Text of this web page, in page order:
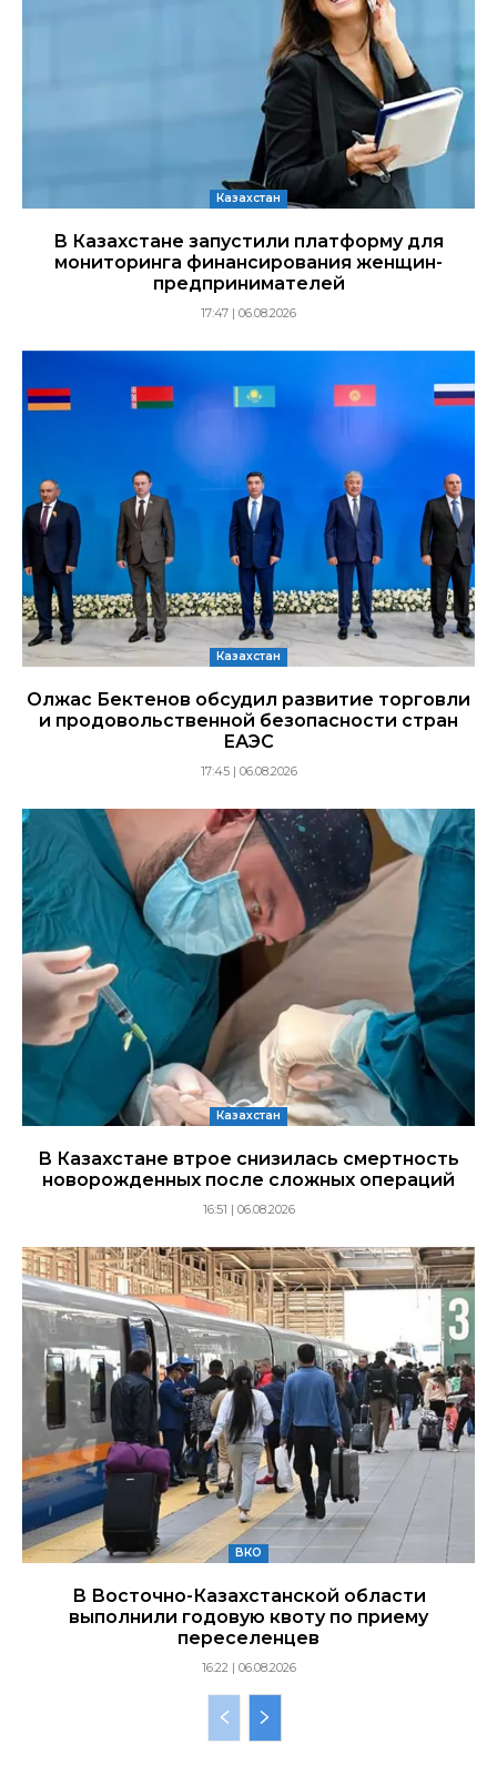
Казахстан
В Казахстане запустили платформу для
мониторинга финансирования женщин-
предпринимателей
17:47 | 06.08.2026
Казахстан
Олжас Бектенов обсудил развитие торговли
и продовольственной безопасности стран
ЕАЭС
17:45 | 06.08.2026
Казахстан
В Казахстане втрое снизилась смертность
новорожденных после сложных операций
16:51 | 06.08.2026
ВКО
В Восточно-Казахстанской области
выполнили годовую квоту по приему
переселенцев
16:22 | 06.08.2026